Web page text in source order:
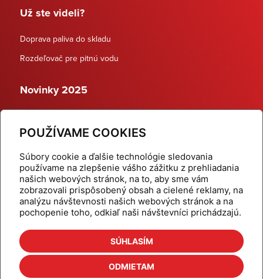
POUŽÍVAME COOKIES
Súbory cookie a ďalšie technológie sledovania
používame na zlepšenie vášho zážitku z prehliadania
našich webových stránok, na to, aby sme vám
zobrazovali prispôsobený obsah a cielené reklamy, na
analýzu návštevnosti našich webových stránok a na
pochopenie toho, odkiaľ naši návštevníci prichádzajú.
SÚHLASÍM
ODMIETAM
Už ste videli?
Doprava paliva do skladu
Rozdeľovač pre pitnú vodu
Novinky 2025
Dynamické termostatické ventily
Domov
Produkty
Aktuality
Odber šikovné tipy
Kalkulačky
Cenníky
Na stiahnutie
Referencie
Kontakt